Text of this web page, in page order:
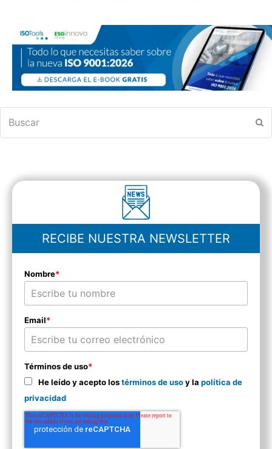
RECIBE NUESTRA NEWSLETTER
Nombre*
Email*
Términos de uso*
He leído y acepto lostérminos de usoy la política de
privacidad